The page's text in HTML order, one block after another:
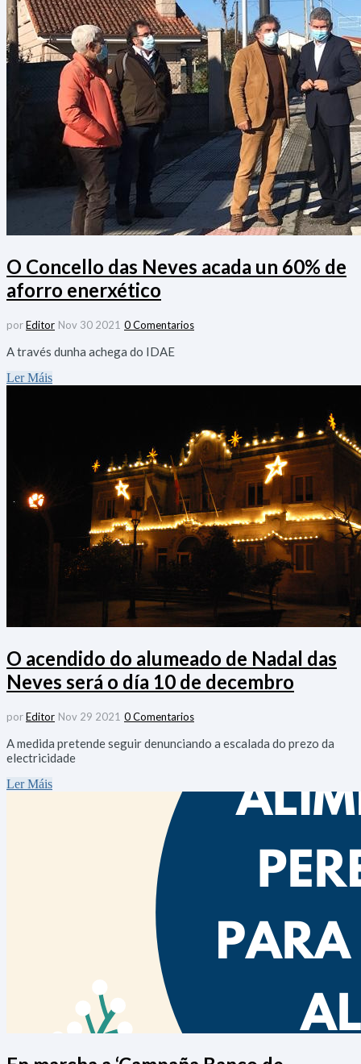
O Concello das Neves acada un 60% de
aforro enerxético
porEditor Nov 30 2021 0 Comentarios
A través dunha achega do IDAE
Ler Máis
O acendido do alumeado de Nadal das
Neves será o día 10 de decembro
porEditor Nov 29 2021 0 Comentarios
A medida pretende seguir denunciando a escalada do prezo da
electricidade
Ler Máis